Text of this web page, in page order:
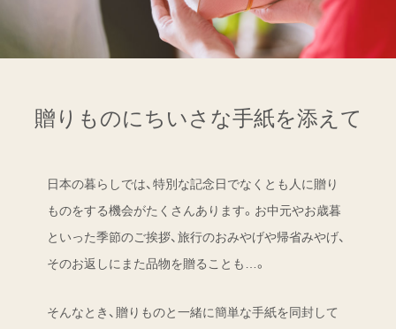
贈りものにちいさな手紙を添えて
日本の暮らしでは、特別な記念日でなくとも人に贈り
ものをする機会がたくさんあります。お中元やお歳暮
といった季節のご挨拶、旅行のおみやげや帰省みやげ、
そのお返しにまた品物を贈ることも…。
そんなとき、贈りものと一緒に簡単な手紙を同封して